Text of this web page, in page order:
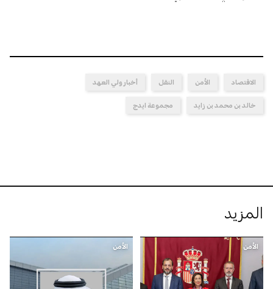
الاقتصاد الأمن النقل أخبار ولي العهد
خالد بن محمد بن زايد مجموعة ايدج
المزيد
الأمن الأمن